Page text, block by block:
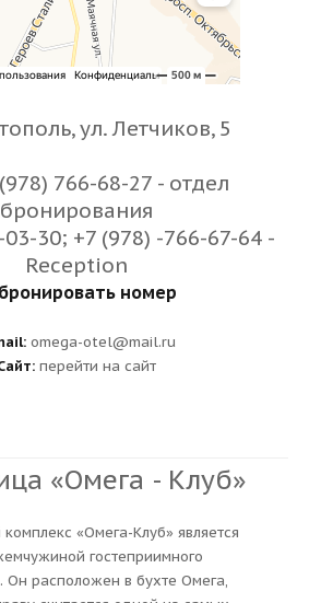
ул. Летчиков, 5
766-68-27 - отдел
бронирования
30; +7 (978) -766-67-64 -
Reception
номер
omega-otel@mail.ru
перейти на сайт
«Омега - Клуб»
«Омега-Клуб» является
гостеприимного
Он расположен в бухте Омега,